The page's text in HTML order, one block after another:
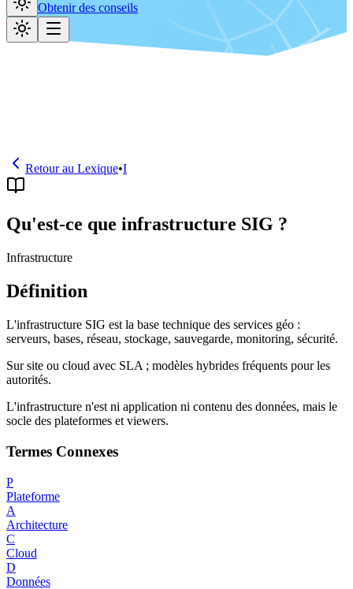
Obtenir des conseils
Retour au Lexique•I
Qu'est-ce que infrastructure SIG ?
Infrastructure
Définition
L'infrastructure SIG est la base technique des services géo :
serveurs, bases, réseau, stockage, sauvegarde, monitoring, sécurité.
Sur site ou cloud avec SLA ; modèles hybrides fréquents pour les
autorités.
L'infrastructure n'est ni application ni contenu des données, mais le
socle des plateformes et viewers.
Termes Connexes
P
Plateforme
A
Architecture
C
Cloud
D
Données